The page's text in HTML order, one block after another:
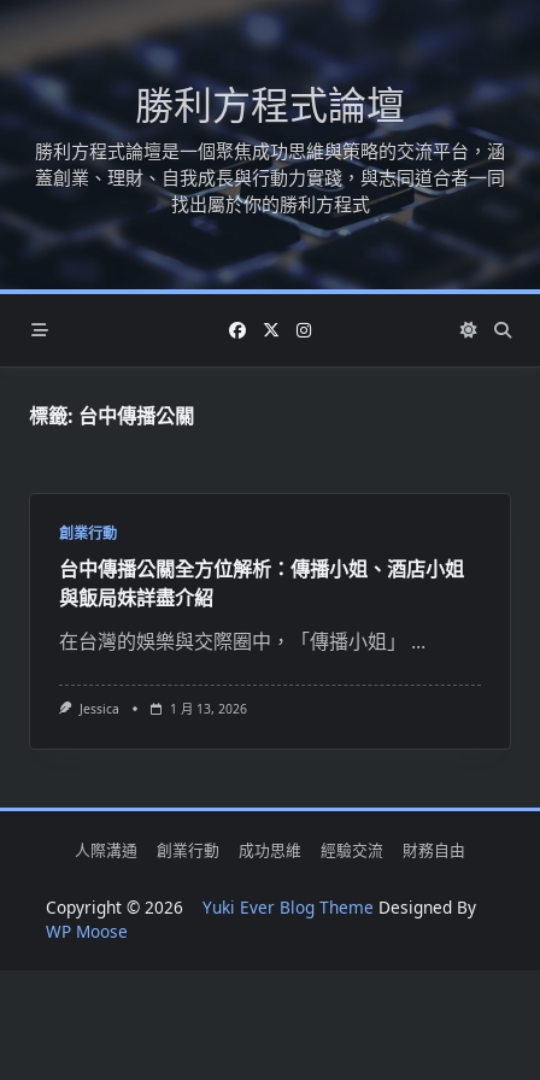
Skip
content
勝利方程式論壇
勝利方程式論壇是一個聚焦成功思維與策略的交流平台，涵
蓋創業、理財、自我成長與行動力實踐，與志同道合者一同
找出屬於你的勝利方程式
標籤: 台中傳播公關
創業行動
台中傳播公關全方位解析：傳播小姐、酒店小姐
與飯局妹詳盡介紹
在台灣的娛樂與交際圈中，「傳播小姐」
...
Jessica 1 月 13, 2026
人際溝通 創業行動 成功思維 經驗交流 財務自由
Copyright © 2026 Yuki Ever Blog Theme Designed By
WP Moose